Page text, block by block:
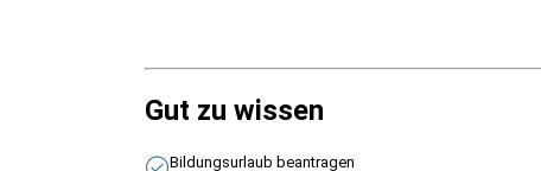
Gut zu wissen
Bildungsurlaub beantragen